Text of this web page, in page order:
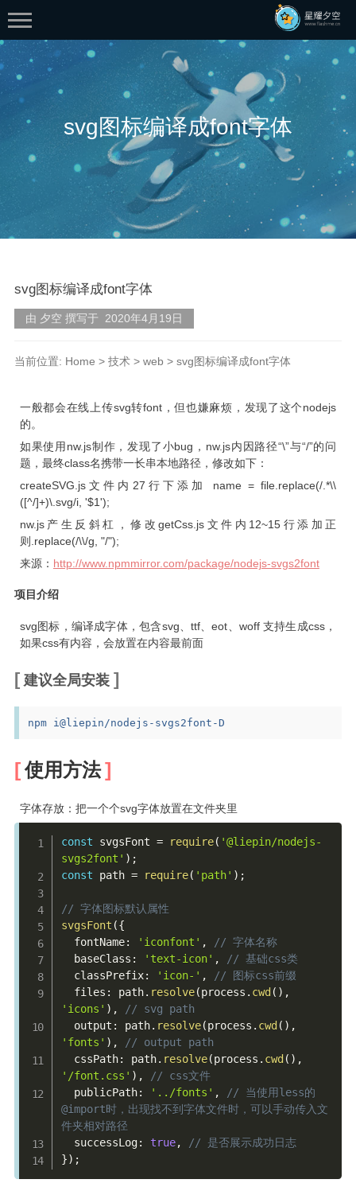
svg图标编译成font字体
svg图标编译成font字体
由 夕空 撰写于 2020年4月19日
当前位置: Home > 技术> web> svg图标编译成font字体
一般都会在线上传svg转font，但也嫌麻烦，发现了这个nodejs
的。
如果使用nw.js制作，发现了小bug，nw.js内因路径“\”与“/”的问
题，最终class名携带一长串本地路径，修改如下：
createSVG.js文件内27行下添加 name = file.replace(/.*\\
([^/]+)\.svg/i, '$1');
nw.js产生反斜杠，修改getCss.js文件内12~15行添加正
则 replace(/\\/g "/");
来源： http://www.npmmirror.com/package/nodejs-svgs2font
项目介绍
svg图标，编译成字体，包含svg、ttf、eot、woff 支持生成css，
如果css有内容，会放置在内容最前面
建议全局安装
npm i@liepin /nodejs - svgs2font -D
使用方法
字体存放：把一个个svg字体放置在文件夹里
const svgsFont = require( '@liepin/nodejs-
svgs2font' ) ;
const path = require( 'path' ) ;
// 字体图标默认属性
svgsFont ({
  fontName
: 'iconfont' ,
// 字体名称
  baseClass
: 'text-icon' ,
// 基础css类
  classPrefix
: 'icon-' ,
// 图标css前缀
  files
: path. resolve(process . cwd ( ) ,
'icons' ) ,
// svg path
  output
: path. resolve(process . cwd ( ) ,
'fonts' ) ,
// output path
  cssPath
: path. resolve(process . cwd ( ) ,
'/font.css' ) ,
// css文件
  publicPath
: '../fonts' ,
// 当使用less的
@import时，出现找不到字体文件时，可以手动传入文
件夹相对路径
  successLog
: true,
// 是否展示成功日志
}) ;
首页
分类
生活
技术
flash
设计
关于我
时光痕迹
Tags